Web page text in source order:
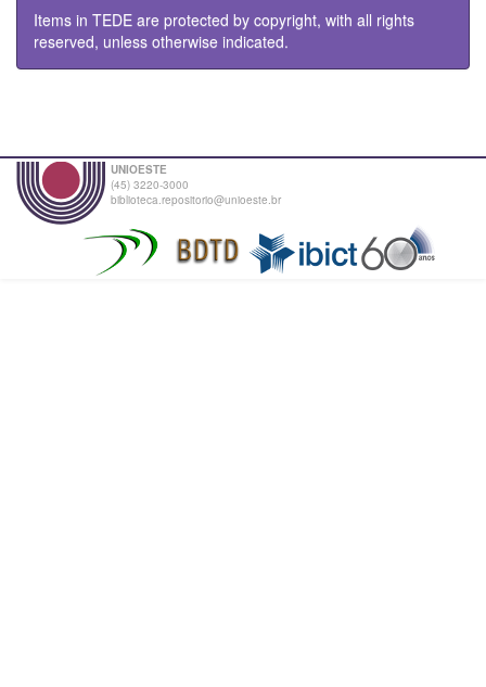
Items in TEDE are protected by copyright, with all rights
reserved, unless otherwise indicated.
UNIOESTE
(45) 3220-3000
biblioteca.repositorio@unioeste.br